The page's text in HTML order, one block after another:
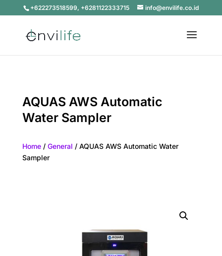
+622273518599, +6281122333715 info@envilife.co.id
AQUAS AWS Automatic
Water Sampler
Home/ General / AQUAS AWS Automatic Water
Sampler